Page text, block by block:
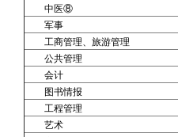
中医⑧
军事
工商管理、旅游管理
公共管理
会计
图书情报
工程管理
艺术